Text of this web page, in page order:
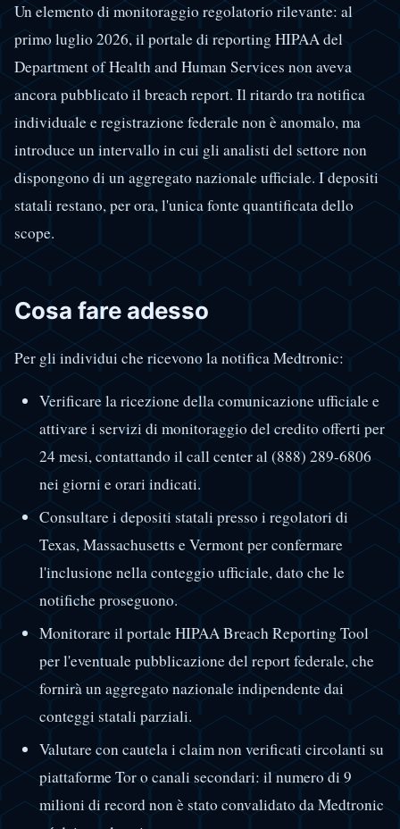
Un elemento di monitoraggio regolatorio rilevante: al
primo luglio 2026, il portale di reporting HIPAA del
Department of Health and Human Services non aveva
ancora pubblicato il breach report. Il ritardo tra notifica
individuale e registrazione federale non è anomalo, ma
introduce un intervallo in cui gli analisti del settore non
dispongono di un aggregato nazionale ufficiale. I depositi
statali restano, per ora, l'unica fonte quantificata dello
scope.
Cosa fare adesso
Per gli individui che ricevono la notifica Medtronic:
Verificare la ricezione della comunicazione ufficiale e
attivare i servizi di monitoraggio del credito offerti per
24 mesi, contattando il call center al (888) 289-6806
nei giorni e orari indicati.
Consultare i depositi statali presso i regolatori di
Texas, Massachusetts e Vermont per confermare
l'inclusione nella conteggio ufficiale, dato che le
notifiche proseguono.
Monitorare il portale HIPAA Breach Reporting Tool
per l'eventuale pubblicazione del report federale, che
fornirà un aggregato nazionale indipendente dai
conteggi statali parziali.
Valutare con cautela i claim non verificati circolanti su
piattaforme Tor o canali secondari: il numero di 9
milioni di record non è stato convalidato da Medtronic